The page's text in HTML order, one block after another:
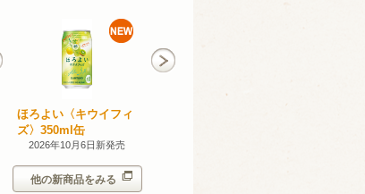
ほろよい〈キウイフィ
ズ〉350ml缶
2026年10月6日新発売
他の新商品をみる